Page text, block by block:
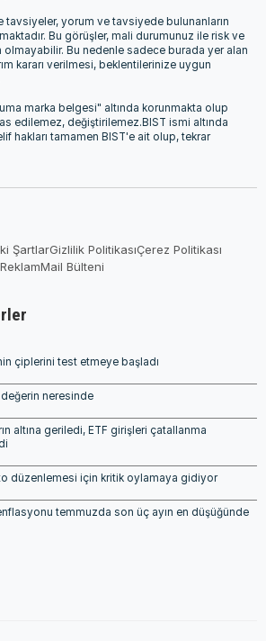
tavsiyeler, yorum ve tavsiyede bulunanların
Bu görüşler, mali durumunuz ile risk ve
Bu nedenle sadece burada yer alan
kararı verilmesi, beklentilerinize uygun
marka belgesi" altında korunmakta olup
edilemez, değiştirilemez.BIST ismi altında
hakları tamamen BIST'e ait olup, tekrar
ŞartlarGizlilik PolitikasıÇerez Politikası
ReklamMail Bülteni
çiplerini test etmeye başladı
neresinde
altına geriledi, ETF girişleri çatallanma
düzenlemesi için kritik oylamaya gidiyor
temmuzda son üç ayın en düşüğünde